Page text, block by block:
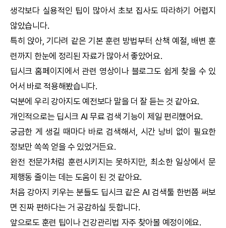
생각보다 실용적인 팁이 많아서 초보 집사도 따라하기 어렵지
않았습니다.
특히 앉아, 기다려 같은 기본 훈련 방법부터 산책 예절, 배변 훈
련까지 한눈에 정리된 자료가 많아서 좋았어요.
딥시크 홈페이지에서 관련 영상이나 블로그도 쉽게 찾을 수 있
어서 바로 적용해봤습니다.
덕분에 우리 강아지도 예전보다 말을 더 잘 듣는 것 같아요.
개인적으로는 딥시크 AI 무료 검색 기능이 제일 편리했어요.
궁금한 게 생길 때마다 바로 검색해서, 시간 낭비 없이 필요한
정보만 쏙쏙 얻을 수 있었거든요.
완전 전문가처럼 훈련시키지는 못하지만, 최소한 일상에서 문
제행동 줄이는 데는 도움이 된 것 같아요.
처음 강아지 키우는 분들도 딥시크 같은AI 검색툴 한번쯤 써보
면 진짜 편하다는 거 공감하실 듯합니다.
앞으로도 훈련 팁이나 건강관리법 자주 찾아볼 예정이에요.